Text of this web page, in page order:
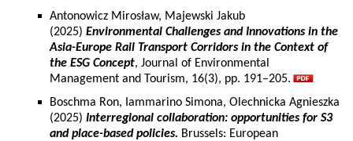
Antonowicz Mirosław, Majewski Jakub
(2025) Environmental Challenges and Innovations in the
Asia-Europe Rail Transport Corridors in the Context of
the ESG Concept, Journal of Environmental
Management and Tourism, 16(3), pp. 191–205.
Boschma Ron, Iammarino Simona, Olechnicka Agnieszka
(2025) Interregional collaboration: opportunities for S3
and place-based policies. Brussels: European